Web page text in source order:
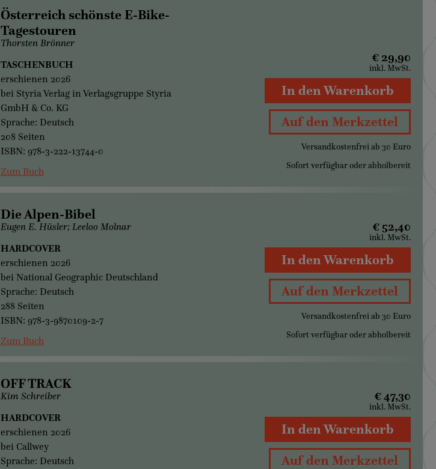
Österreich schönste E-Bike-
Tagestouren
Thorsten Brönner
TASCHENBUCH
erschienen 2026
bei Styria Verlag in Verlagsgruppe Styria
GmbH & Co. KG
Sprache: Deutsch
208 Seiten
ISBN: 978-3-222-13744-0
Zum Buch
€ 29,90
inkl. MwSt.
In den Warenkorb
Auf den Merkzettel
Versandkostenfrei ab 30 Euro
Sofort verfügbar oder abholbereit
Die Alpen-Bibel
Eugen E. Hüsler; Leeloo Molnar
HARDCOVER
erschienen 2026
bei National Geographic Deutschland
Sprache: Deutsch
288 Seiten
ISBN: 978-3-9870109-2-7
Zum Buch
€ 52,40
inkl. MwSt.
In den Warenkorb
Auf den Merkzettel
Versandkostenfrei ab 30 Euro
Sofort verfügbar oder abholbereit
OFF TRACK
Kim Schreiber
HARDCOVER
erschienen 2026
bei Callwey
Sprache: Deutsch
€ 47,30
inkl. MwSt.
In den Warenkorb
Auf den Merkzettel